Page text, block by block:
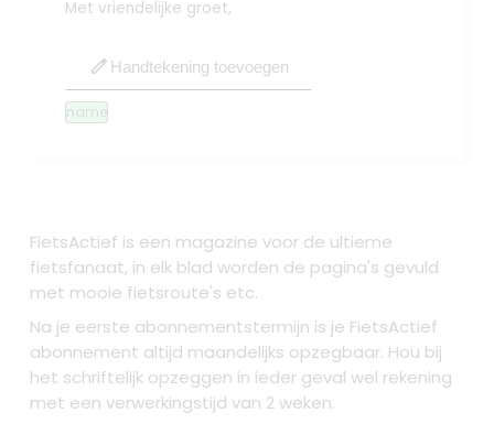
Met vriendelijke groet,
edit Handtekening toevoegen
name
FietsActief is een magazine voor de ultieme
fietsfanaat, in elk blad worden de pagina's gevuld
met mooie fietsroute's etc.
Na je eerste abonnementstermijn is je FietsActief
abonnement altijd maandelijks opzegbaar. Hou bij
het schriftelijk opzeggen in ieder geval wel rekening
met een verwerkingstijd van 2 weken.